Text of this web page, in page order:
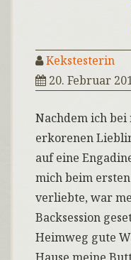
Kekstesterin
20. Februar
Nachdem ich
erkorenen
auf eine
mich beim
verliebte, war
Backsession
Heimweg gute